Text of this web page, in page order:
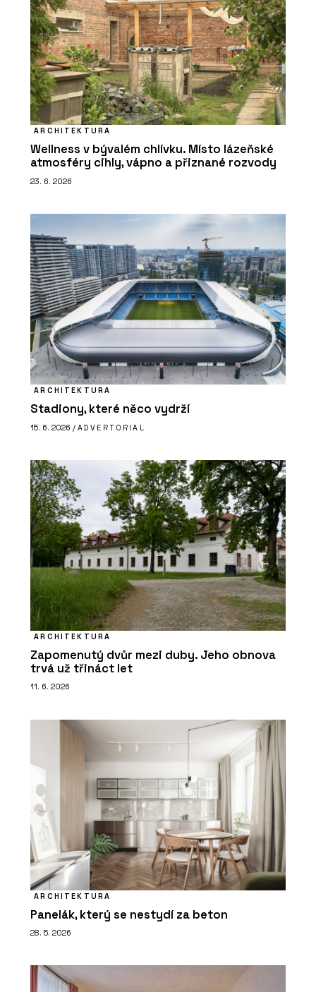
ARCHITEKTURA
Wellness v bývalém chlívku. Místo lázeňské
atmosféry cihly, vápno a přiznané rozvody
23. 6. 2026
ARCHITEKTURA
Stadiony, které něco vydrží
15. 6. 2026 / ADVERTORIAL
ARCHITEKTURA
Zapomenutý dvůr mezi duby. Jeho obnova
trvá už třináct let
11. 6. 2026
ARCHITEKTURA
Panelák, který se nestydí za beton
28. 5. 2026